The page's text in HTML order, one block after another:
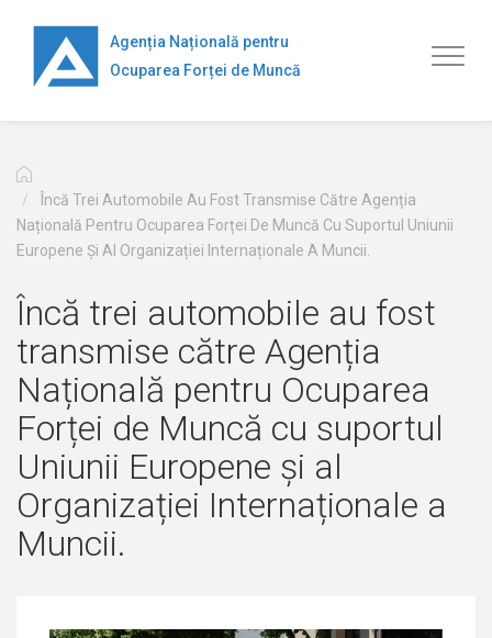
основному
содержанию
Agenția Națională pentru
Ocuparea Forței de Muncă
Încă Trei Automobile Au Fost Transmise Către Agenția
Națională Pentru Ocuparea Forței De Muncă Cu Suportul Uniunii
Europene Și Al Organizației Internaționale A Muncii.
Încă trei automobile au fost
transmise către Agenția
Națională pentru Ocuparea
Forței de Muncă cu suportul
Uniunii Europene și al
Organizației Internaționale a
Muncii.